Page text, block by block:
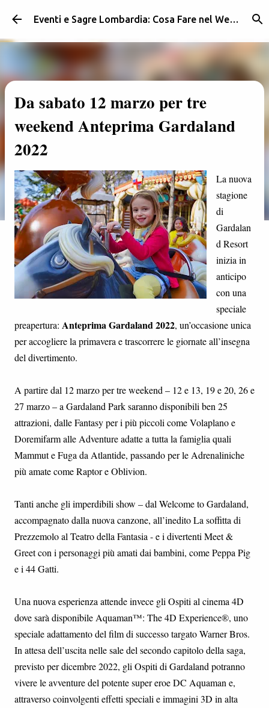
Passa ai contenuti principali Eventi e Sagre Lombardia: Cosa Fare nel Weekend | Weekendidea
Da sabato 12 marzo per tre
weekend Anteprima Gardaland
2022
La nuova
stagione
di
Gardalan
d Resort
inizia in
anticipo
con una
speciale
preapertura: Anteprima Gardaland 2022, un’occasione unica
per accogliere la primavera e trascorrere le giornate all’insegna
del divertimento.
A partire dal 12 marzo per tre weekend – 12 e 13, 19 e 20, 26 e
27 marzo – a Gardaland Park saranno disponibili ben 25
attrazioni, dalle Fantasy per i più piccoli come Volaplano e
Doremifarm alle Adventure adatte a tutta la famiglia quali
Mammut e Fuga da Atlantide, passando per le Adrenaliniche
più amate come Raptor e Oblivion.
Tanti anche gli imperdibili show – dal Welcome to Gardaland,
accompagnato dalla nuova canzone, all’inedito La soffitta di
Prezzemolo al Teatro della Fantasia - e i divertenti Meet &
Greet con i personaggi più amati dai bambini, come Peppa Pig
e i 44 Gatti.
Una nuova esperienza attende invece gli Ospiti al cinema 4D
dove sarà disponibile Aquaman™: The 4D Experience®, uno
speciale adattamento del film di successo targato Warner Bros.
In attesa dell’uscita nelle sale del secondo capitolo della saga,
previsto per dicembre 2022, gli Ospiti di Gardaland potranno
vivere le avventure del potente super eroe DC Aquaman e,
attraverso coinvolgenti effetti speciali e immagini 3D in alta